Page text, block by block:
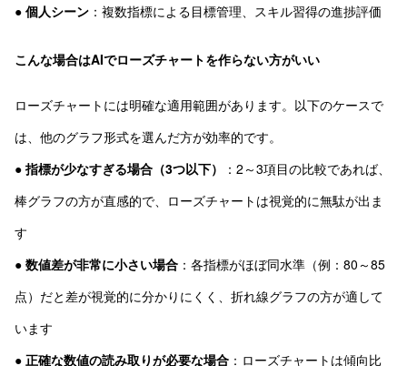
● 個人シーン ：複数指標による目標管理、スキル習得の進捗評価
こんな場合はAIでローズチャートを作らない方がいい
ローズチャートには明確な適用範囲があります。以下のケースで
は、他のグラフ形式を選んだ方が効率的です。
● 指標が少なすぎる場合（3つ以下）
：2～3項目の比較であれば、
棒グラフの方が直感的で、ローズチャートは視覚的に無駄が出ま
す
● 数値差が非常に小さい場合 ：各指標がほぼ同水準（例：80～85
点）だと差が視覚的に分かりにくく、折れ線グラフの方が適して
います
● 正確な数値の読み取りが必要な場合 ：ローズチャートは傾向比